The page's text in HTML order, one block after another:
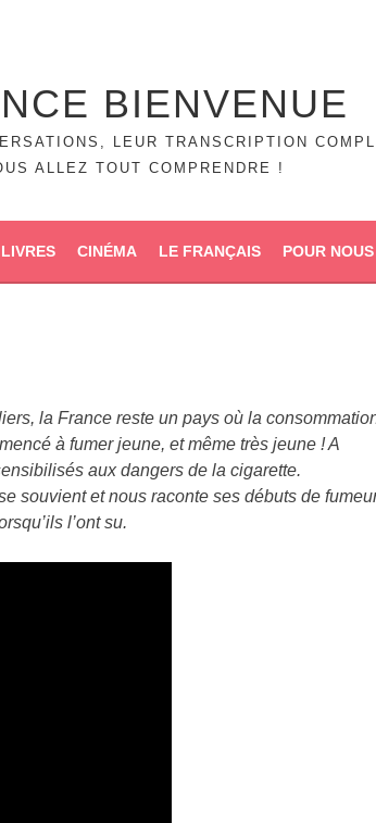
BIENVENUE
LEUR TRANSCRIPTION
ALLEZ TOUT COMPRENDRE !
LIVRES CINÉMA LE FRANÇAIS POUR
la France reste un pays où la
à fumer jeune, et même très jeune ! A
aux dangers de la cigarette.
souvient et nous raconte ses débuts de
l’ont su.